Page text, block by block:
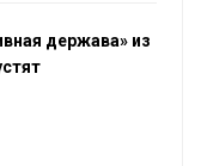
держава» из